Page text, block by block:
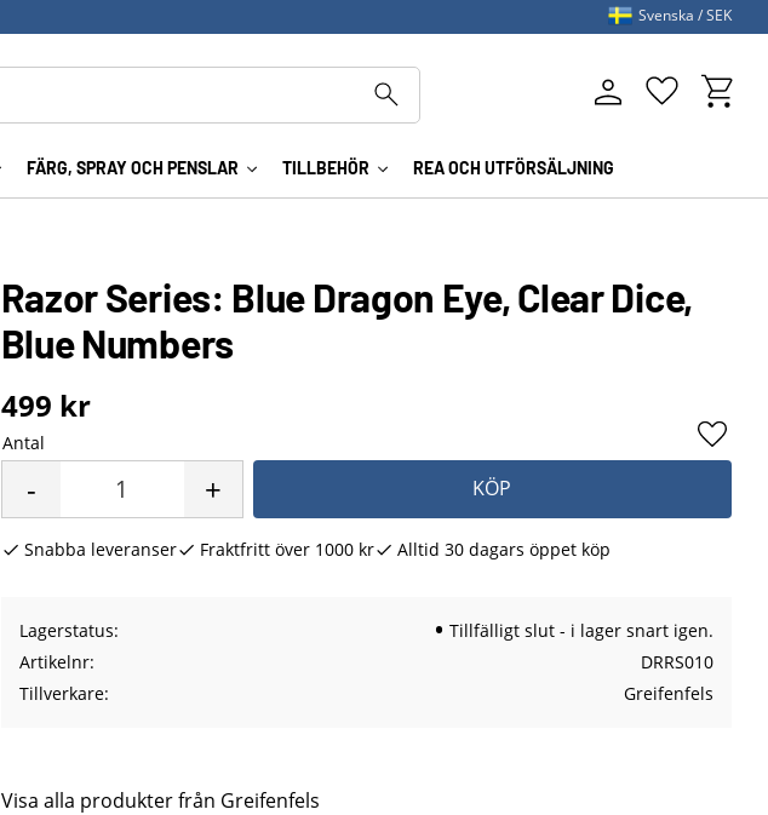
FÄRG, SPRAY OCH PENSLAR TILLBEHÖR REA OCH UTFÖRSÄLJNING
Favoriter
Svenska SEK
Razor Series: Blue Dragon Eye, Clear Dice,
Blue Numbers
499 kr
Antal
+
- KÖP
Lägg
Snabba leveranser Fraktfritt över 1000 kr Alltid 30 dagars öppet köp
Lagerstatus
Tillfälligt slut - i lager snart igen.
Artikelnr
DRRS010
Tillverkare
Greifenfels
Visa alla produkter från Greifenfels